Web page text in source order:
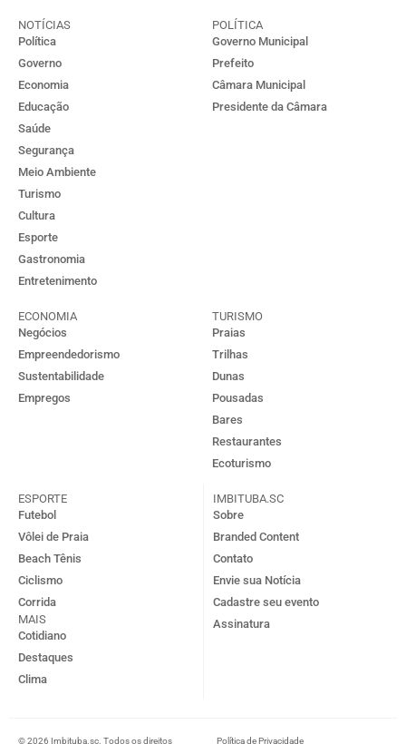
NOTÍCIAS
Política
Governo
Economia
Educação
Saúde
Segurança
Meio Ambiente
Turismo
Cultura
Esporte
Gastronomia
Entretenimento
POLÍTICA
Governo Municipal
Prefeito
Câmara Municipal
Presidente da Câmara
ECONOMIA
Negócios
Empreendedorismo
Sustentabilidade
Empregos
TURISMO
Praias
Trilhas
Dunas
Pousadas
Bares
Restaurantes
Ecoturismo
ESPORTE
Futebol
Vôlei de Praia
Beach Tênis
Ciclismo
Corrida
MAIS
Cotidiano
Destaques
Clima
IMBITUBA.SC
Sobre
Branded Content
Contato
Envie sua Notícia
Cadastre seu evento
Assinatura
© 2026 Imbituba.sc. Todos os direitos Política de Privacidade